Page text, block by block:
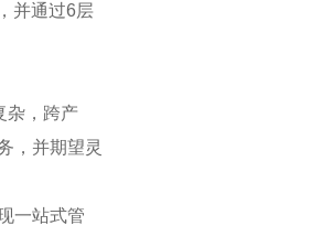
并通过6层
杂，跨产
，并期望灵
一站式管